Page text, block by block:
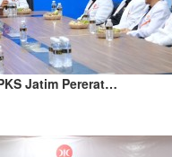
Jatim Pererat…